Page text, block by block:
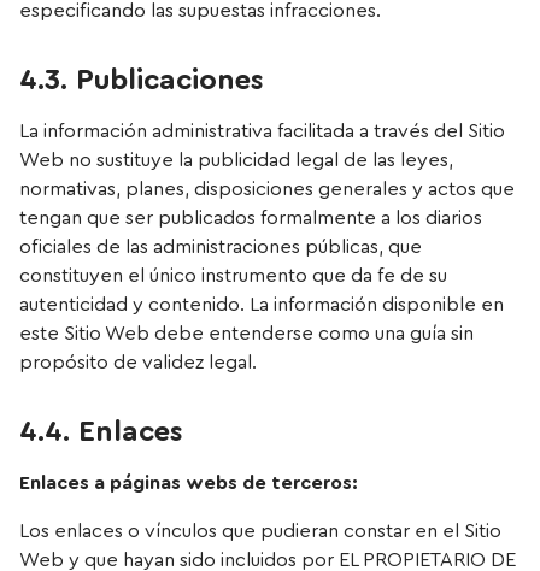
especificando las supuestas infracciones.
4.3. Publicaciones
La información administrativa facilitada a través del Sitio
Web no sustituye la publicidad legal de las leyes,
normativas, planes, disposiciones generales y actos que
tengan que ser publicados formalmente a los diarios
oficiales de las administraciones públicas, que
constituyen el único instrumento que da fe de su
autenticidad y contenido. La información disponible en
este Sitio Web debe entenderse como una guía sin
propósito de validez legal.
4.4. Enlaces
Enlaces a páginas webs de terceros:
Los enlaces o vínculos que pudieran constar en el Sitio
Web y que hayan sido incluidos por EL PROPIETARIO DE